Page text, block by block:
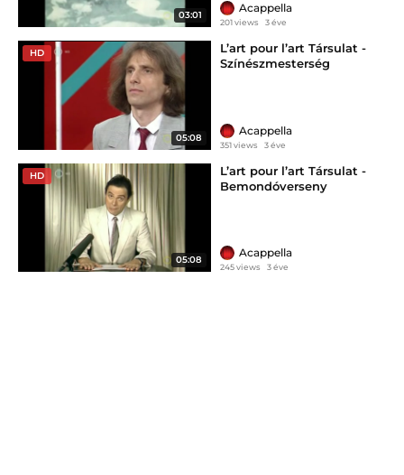
03:01
Acappella
201 views 3 éve
HD
05:08
L’art pour l’art Társulat -
Színészmesterség
Acappella
351 views 3 éve
HD
05:08
L’art pour l’art Társulat -
Bemondóverseny
Acappella
245 views 3 éve